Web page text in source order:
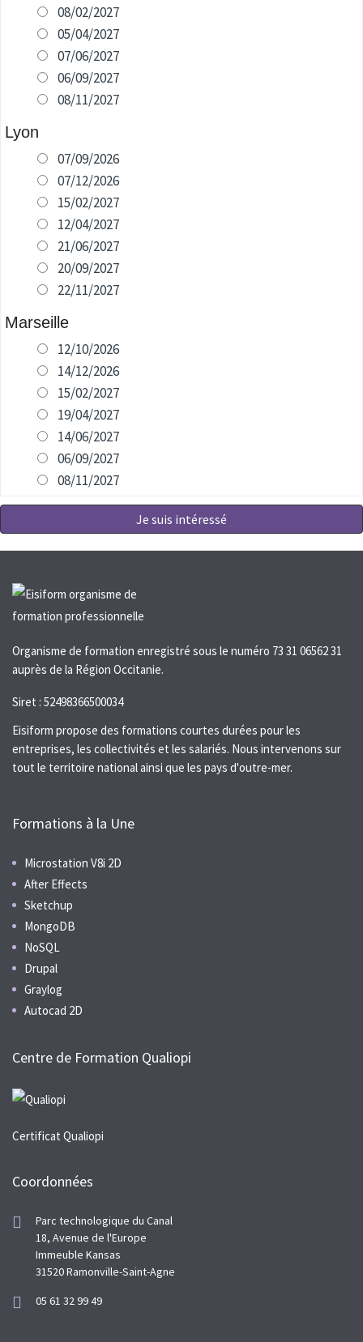
08/02/2027
05/04/2027
07/06/2027
06/09/2027
08/11/2027
Lyon
07/09/2026
07/12/2026
15/02/2027
12/04/2027
21/06/2027
20/09/2027
22/11/2027
Marseille
12/10/2026
14/12/2026
15/02/2027
19/04/2027
14/06/2027
06/09/2027
08/11/2027
Je suis intéressé
Organisme de formation enregistré sous le numéro 73 31 06562 31
auprès de la Région Occitanie.
Siret : 52498366500034
Eisiform propose des formations courtes durées pour les
entreprises, les collectivités et les salariés. Nous intervenons sur
tout le territoire national ainsi que les pays d'outre-mer.
Formations à la Une
Microstation V8i 2D
After Effects
Sketchup
MongoDB
NoSQL
Drupal
Graylog
Autocad 2D
Centre de Formation Qualiopi
Certificat Qualiopi
Coordonnées
Parc technologique du Canal
18, Avenue de l'Europe
Immeuble Kansas
31520 Ramonville-Saint-Agne
05 61 32 99 49